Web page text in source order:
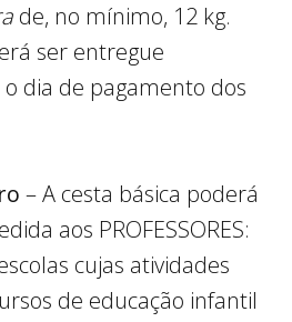
de, no mínimo, 12 kg.
ser entregue
dia de pagamento dos
– A cesta básica poderá
aos PROFESSORES:
cujas atividades
de educação infantil